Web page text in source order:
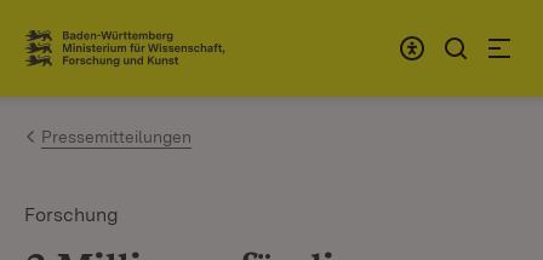
Zum Inhalt springen
Link zur Startseite
Pressemitteilungen
Forschung